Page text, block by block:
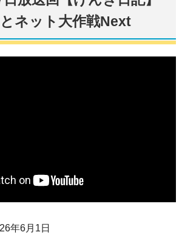
ネット大作戦Next
年6月1日